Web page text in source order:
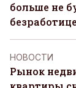
больше не
безработице
НОВОСТИ
Рынок